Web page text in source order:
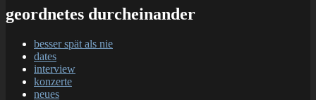
geordnetes durcheinander
besser spät als nie
dates
interview
konzerte
neues